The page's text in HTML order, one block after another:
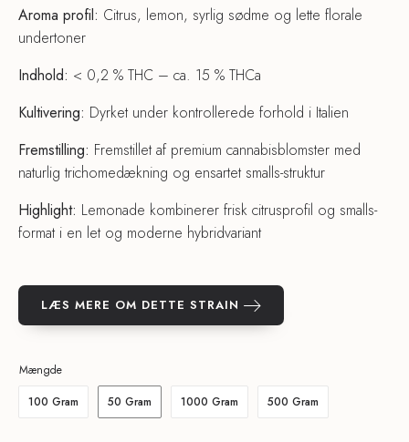
Aroma profil: Citrus, lemon, syrlig sødme og lette florale
undertoner
Indhold: < 0,2 % THC – ca. 15 % THCa
Kultivering: Dyrket under kontrollerede forhold i Italien
Fremstilling: Fremstillet af premium cannabisblomster med
naturlig trichomedækning og ensartet smalls-struktur
Highlight: Lemonade kombinerer frisk citrusprofil og smalls-
format i en let og moderne hybridvariant
LÆS MERE OM DETTE STRAIN
Mængde
100 Gram
50 Gram 1000 Gram 500 Gram